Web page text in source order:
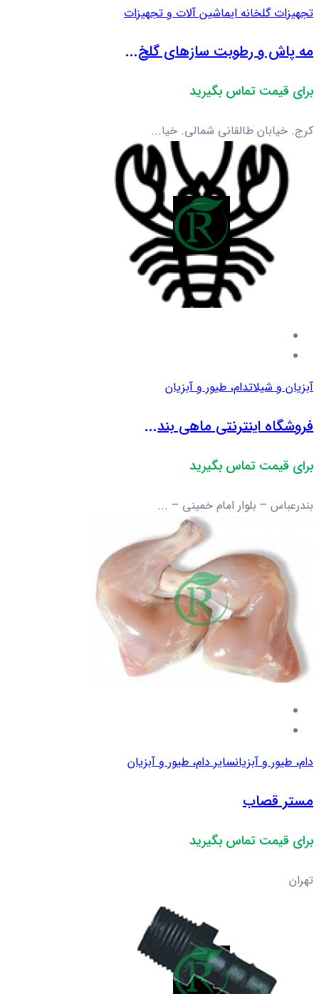
تجهیزات گلخانه ایماشین آلات و تجهیزات
مه پاش و رطوبت سازهای گلخ...
برای قیمت تماس بگیرید
کرج. خیابان طالقانی شمالی. خیا...
آبزیان و شیلاتدام، طیور و آبزیان
فروشگاه اینترنتی ماهی بند...
برای قیمت تماس بگیرید
بندرعباس – بلوار امام خمینی – ...
دام، طیور و آبزیانسایر دام، طیور و آبزیان
مستر قصاب
برای قیمت تماس بگیرید
تهران